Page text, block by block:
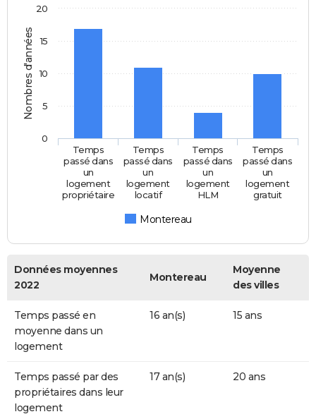
Nombres d'années
Montereau
Temps
passé dans
un
logement
propriétaire
Temps
passé dans
un
logement
locatif
Temps
passé dans
un
logement
HLM
Temps
passé dans
un
logement
gratuit
0
5
10
15
20
Données moyennes
2022
Montereau
Moyenne
des villes
Temps passé en
moyenne dans un
logement
16 an(s) 15 ans
Temps passé par des
propriétaires dans leur
logement
17 an(s) 20 ans